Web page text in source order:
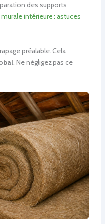
des supports
intérieure : astuces
préalable. Cela
. Ne négligez pas ce